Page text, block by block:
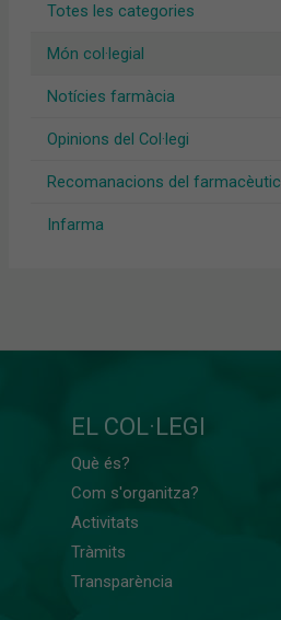
Totes les categories
Món col·legial
Notícies farmàcia
Opinions del Col·legi
Recomanacions del farmacèutic
Infarma
EL COL·LEGI
Què és?
Com s'organitza?
Activitats
Tràmits
Transparència